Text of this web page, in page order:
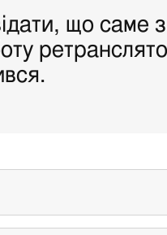
що саме